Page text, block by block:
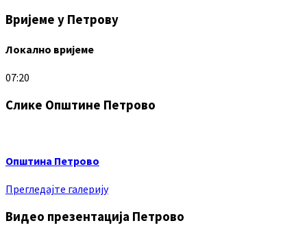
Вријеме у Петрову
Локално вријеме
07:20
Слике Општине Петрово
Општина Петрово
Прегледајте галерију
Видео презентација Петрово